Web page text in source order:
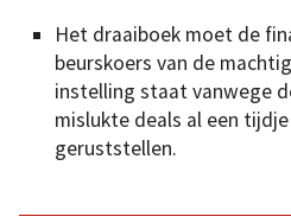
Het draaiboek moet de
beurskoers van de
instelling staat vanwege
mislukte deals al een
geruststellen.